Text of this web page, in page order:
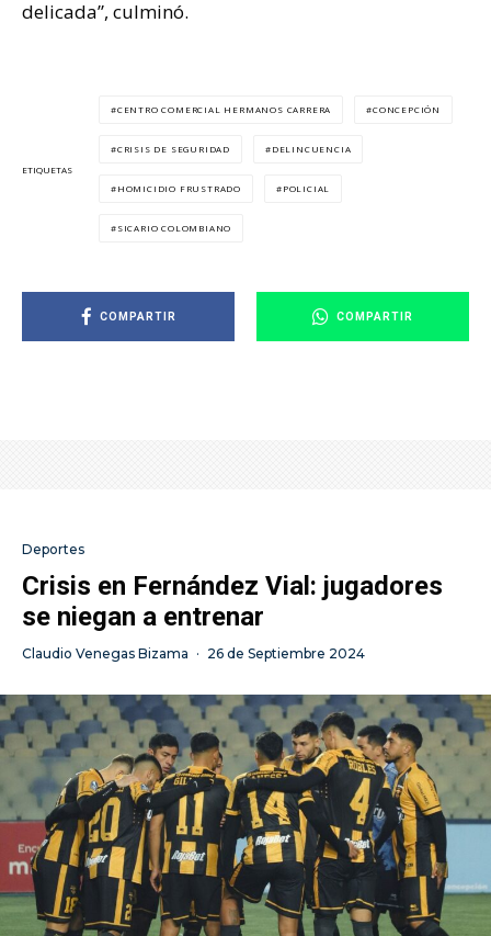
delicada”, culminó.
ETIQUETAS
CENTRO COMERCIAL HERMANOS CARRERA CONCEPCIÓN
CRISIS DE SEGURIDAD DELINCUENCIA
HOMICIDIO FRUSTRADO POLICIAL
SICARIO COLOMBIANO
COMPARTIR COMPARTIR
Deportes
Crisis en Fernández Vial: jugadores
se niegan a entrenar
Claudio Venegas Bizama · 26 de Septiembre 2024